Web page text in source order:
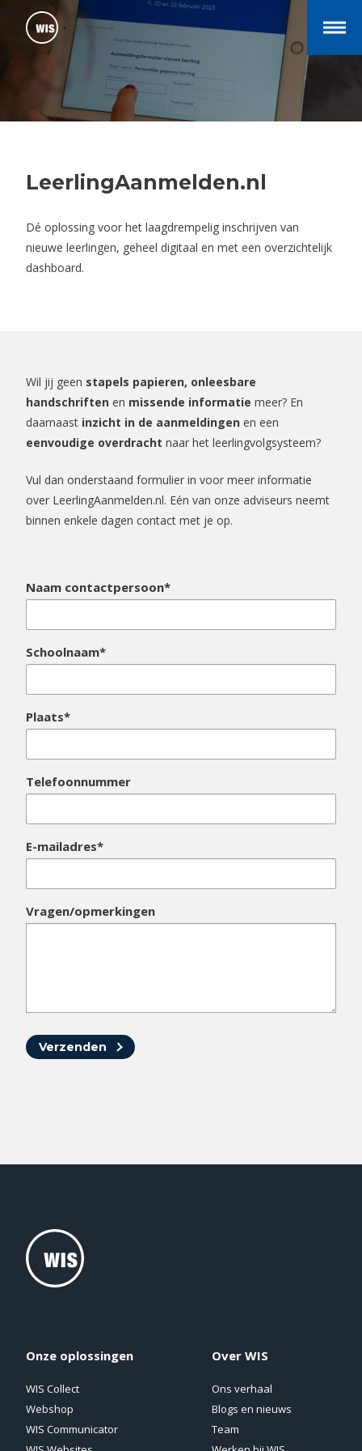
LeerlingAanmelden.nl
Dé oplossing voor het laagdrempelig inschrijven van
nieuwe leerlingen, geheel digitaal en met een overzichtelijk
dashboard.
Wil jij geen stapels papieren, onleesbare
handschriften en missende informatiemeer? En
daarnaast inzicht in de aanmeldingen en een
eenvoudige overdracht naar het leerlingvolgsysteem?
Vul dan onderstaand formulier in voor meer informatie
over LeerlingAanmelden.nl. Eén van onze adviseurs neemt
binnen enkele dagen contact met je op.
Naam contactpersoon*
Schoolnaam*
Plaats*
Telefoonnummer
E-mailadres*
Vragen/opmerkingen
Verzenden
Onze oplossingen
WIS Collect
Webshop
WIS Communicator
Over WIS
Ons verhaal
Blogs en nieuws
Team